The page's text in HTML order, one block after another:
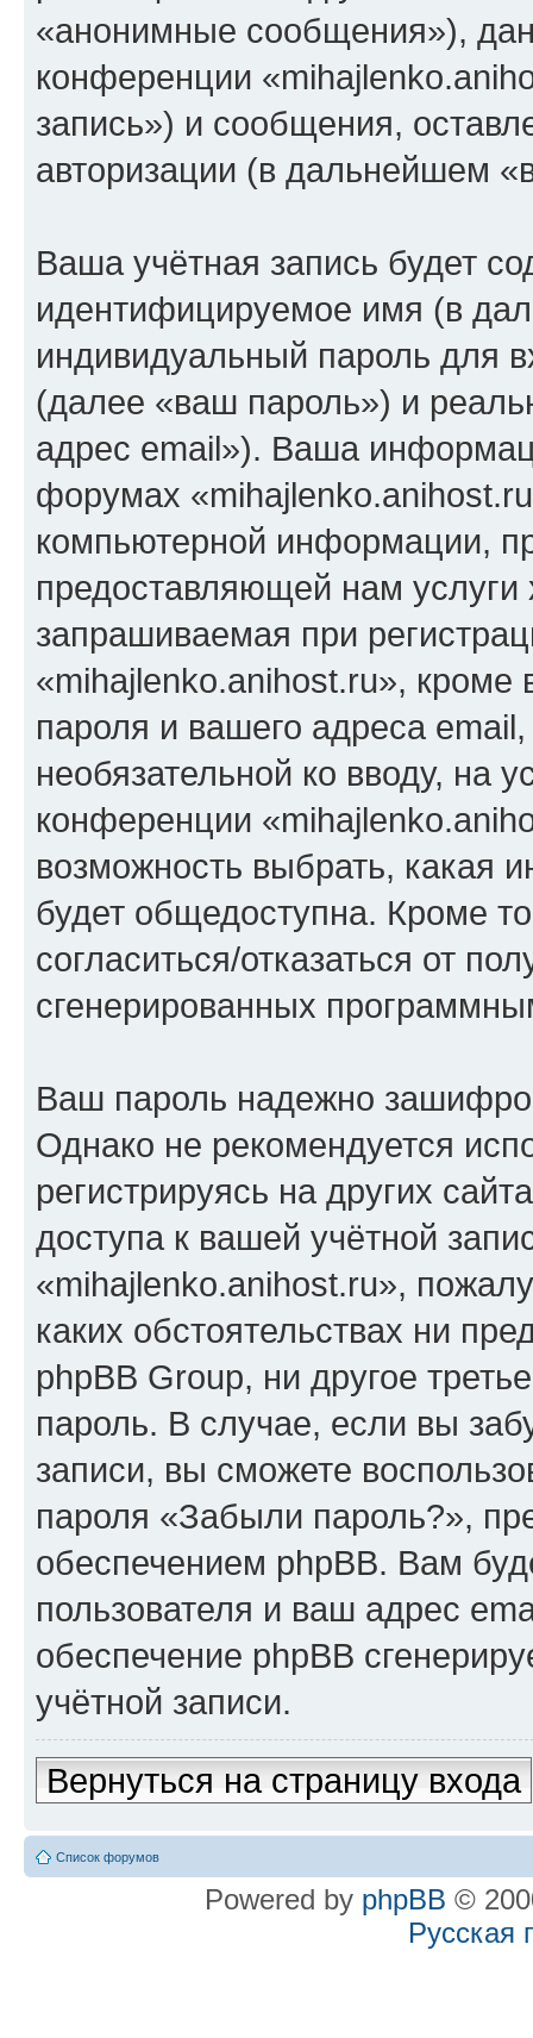
«анонимные сообщения»),
конференции
запись») и сообщения,
авторизации (в дальнейшем
Ваша учётная запись будет
идентифицируемое имя (в
индивидуальный пароль для
(далее «ваш пароль») и
адрес email»). Ваша
форумах
компьютерной информации,
предоставляющей нам
запрашиваемая при
«mihajlenko.anihost.ru», кроме
пароля и вашего адреса
необязательной ко вводу, на
конференции
возможность выбрать, какая
будет общедоступна. Кроме
согласиться/отказаться от
сгенерированных
Ваш пароль надежно
Однако не рекомендуется
регистрируясь на других
доступа к вашей учётной
«mihajlenko.anihost.ru»,
каких обстоятельствах ни
phpBB Group, ни другое
пароль. В случае, если вы
записи, вы сможете
пароля «Забыли пароль?»,
обеспечением phpBB. Вам
пользователя и ваш адрес
обеспечение phpBB
учётной записи.
Вернуться на страницу входа
Список форумов
Powered by phpBB ©
Русская